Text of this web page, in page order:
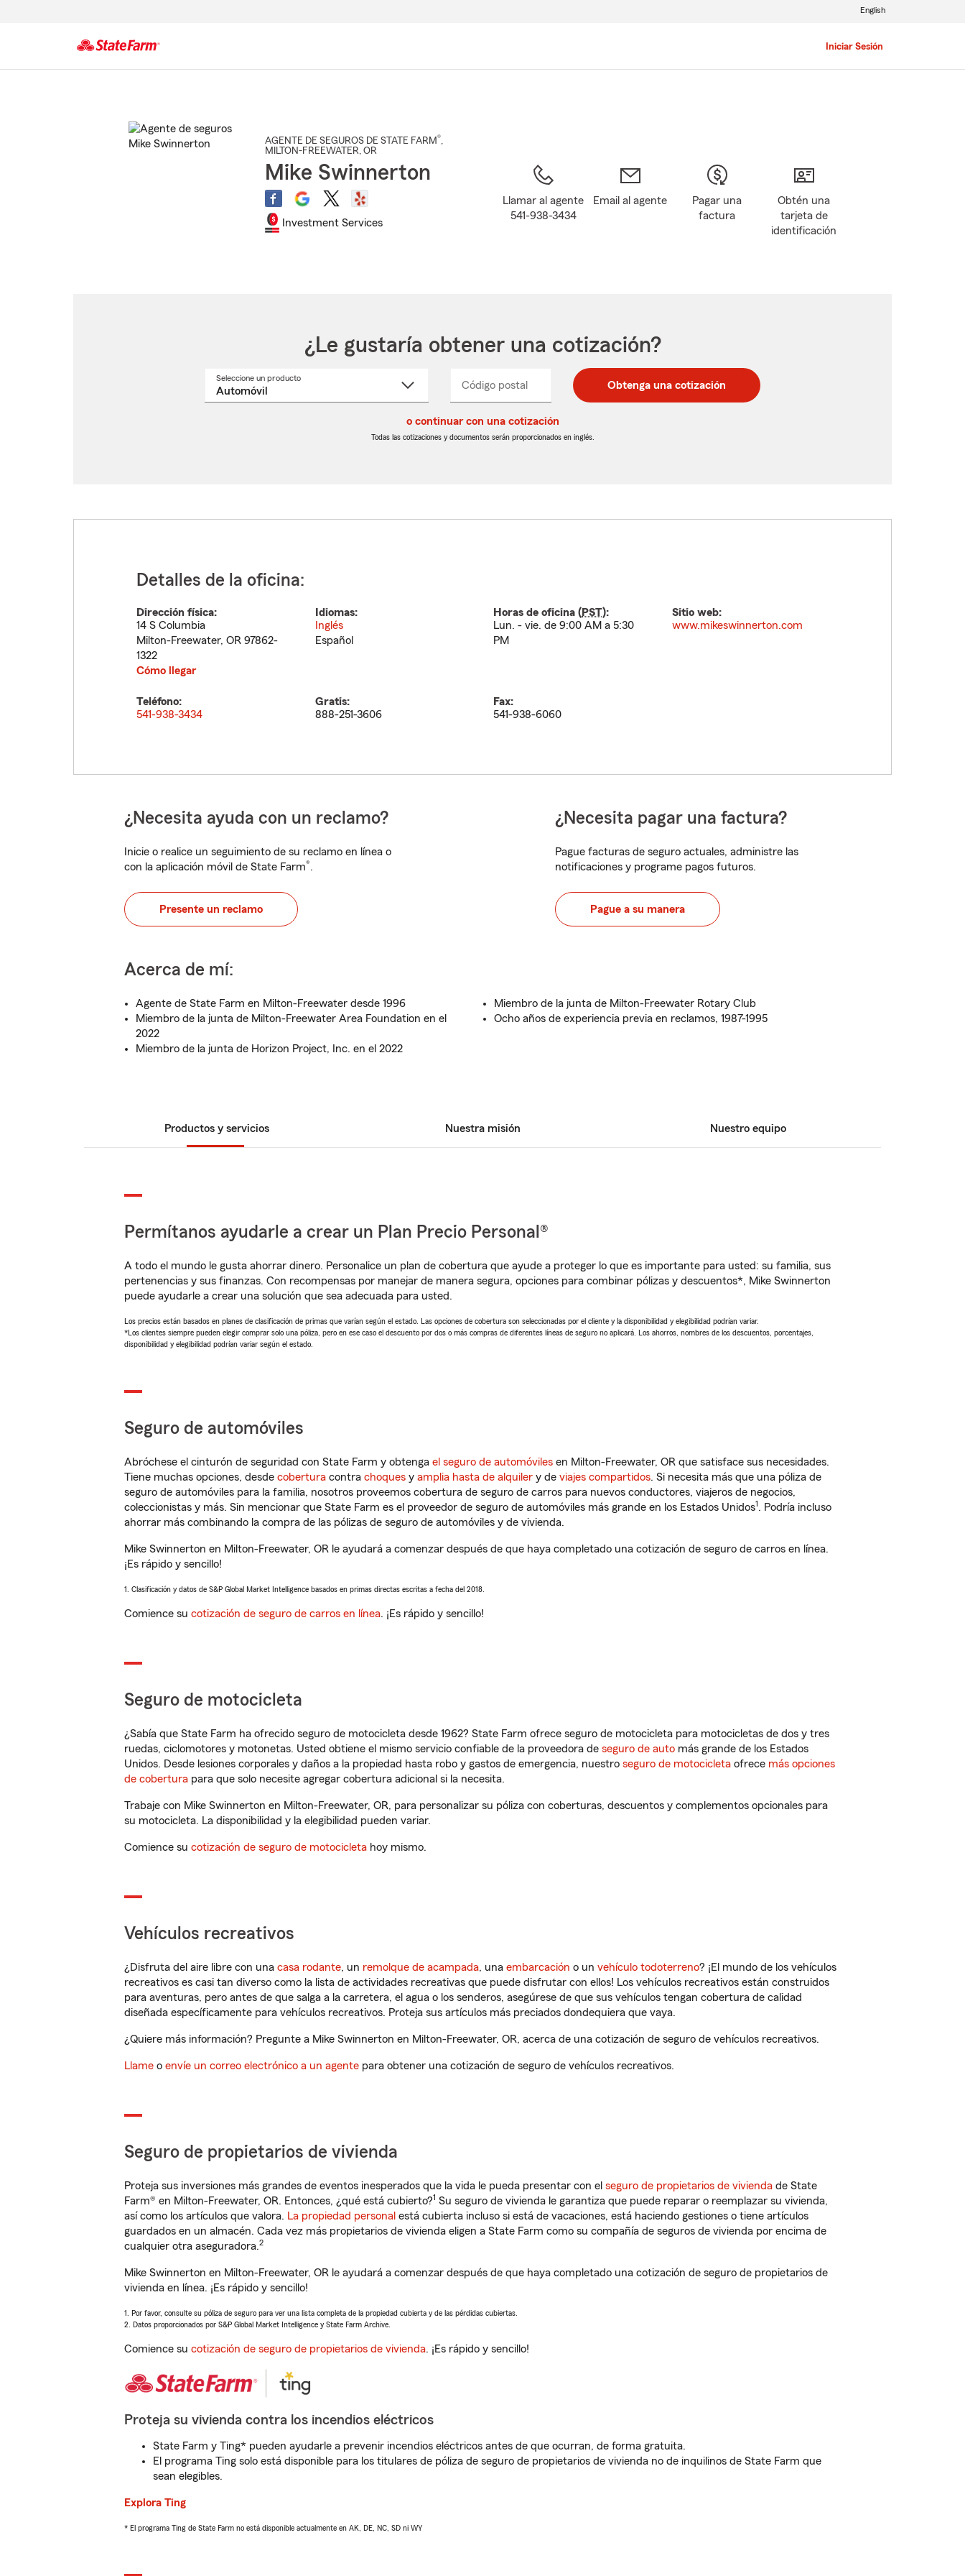
Iniciar Sesión
English
AGENTE DE SEGUROS DE STATE FARM®,
MILTON-FREEWATER, OR
Mike Swinnerton
Investment Services
Llamar al agente
541-938-3434
Email al agente
Pagar una
factura
Obtén una
tarjeta de
identificación
¿Le gustaría obtener una cotización?
Seleccione un productoSeleccione
Código postal
postal
de
postal
de
_____ Obtenga una cotización
o continuar con una cotización
Todas las cotizaciones y documentos serán proporcionados en inglés.
Detalles de la oficina:
Dirección física:
14 S Columbia
Milton-Freewater, OR 97862-
1322
Cómo llegar
Idiomas:
Inglés
Español
Horas de oficina (PST):
Lun. - vie. de 9:00 AM a 5:30
PM
Sitio web:
www.mikeswinnerton.com
Teléfono:
541-938-3434
Gratis:
888-251-3606
Fax:
541-938-6060
¿Necesita ayuda con un reclamo?
Inicie o realice un seguimiento de su reclamo en línea o
con la aplicación móvil de State Farm®.
Presente un reclamo
¿Necesita pagar una factura?
Pague facturas de seguro actuales, administre las
notificaciones y programe pagos futuros.
Pague a su manera
Acerca de mí:
Agente de State Farm en Milton-Freewater desde 1996
Miembro de la junta de Milton-Freewater Area Foundation en el
2022
Miembro de la junta de Horizon Project, Inc. en el 2022
Miembro de la junta de Milton-Freewater Rotary Club
Ocho años de experiencia previa en reclamos, 1987-1995
Productos y servicios Nuestra misión Nuestro equipo
Permítanos ayudarle a crear un Plan Precio Personal®
A todo el mundo le gusta ahorrar dinero. Personalice un plan de cobertura que ayude a proteger lo que es importante para usted: su familia, sus
pertenencias y sus finanzas. Con recompensas por manejar de manera segura, opciones para combinar pólizas y descuentos*, Mike Swinnerton
puede ayudarle a crear una solución que sea adecuada para usted.
Los precios están basados en planes de clasificación de primas que varían según el estado. Las opciones de cobertura son seleccionadas por el cliente y la disponibilidad y elegibilidad podrían variar.
*Los clientes siempre pueden elegir comprar solo una póliza, pero en ese caso el descuento por dos o más compras de diferentes líneas de seguro no aplicará. Los ahorros, nombres de los descuentos, porcentajes,
disponibilidad y elegibilidad podrían variar según el estado.
Seguro de automóviles
Abróchese el cinturón de seguridad con State Farm y obtenga el seguro de automóviles en Milton-Freewater, OR que satisface sus necesidades.
Tiene muchas opciones, desde cobertura contra choques y amplia hasta de alquiler y de viajes compartidos. Si necesita más que una póliza de
seguro de automóviles para la familia, nosotros proveemos cobertura de seguro de carros para nuevos conductores, viajeros de negocios,
coleccionistas y más. Sin mencionar que State Farm es el proveedor de seguro de automóviles más grande en los Estados Unidos1. Podría incluso
ahorrar más combinando la compra de las pólizas de seguro de automóviles y de vivienda.
Mike Swinnerton en Milton-Freewater, OR le ayudará a comenzar después de que haya completado una cotización de seguro de carros en línea.
¡Es rápido y sencillo!
1. Clasificación y datos de S&P Global Market Intelligence basados en primas directas escritas a fecha del 2018.
Comience su cotización de seguro de carros en línea. ¡Es rápido y sencillo!
Seguro de motocicleta
¿Sabía que State Farm ha ofrecido seguro de motocicleta desde 1962? State Farm ofrece seguro de motocicleta para motocicletas de dos y tres
ruedas, ciclomotores y motonetas. Usted obtiene el mismo servicio confiable de la proveedora de seguro de auto más grande de los Estados
Unidos. Desde lesiones corporales y daños a la propiedad hasta robo y gastos de emergencia, nuestro seguro de motocicleta ofrece más opciones
de cobertura para que solo necesite agregar cobertura adicional si la necesita.
Trabaje con Mike Swinnerton en Milton-Freewater, OR, para personalizar su póliza con coberturas, descuentos y complementos opcionales para
su motocicleta. La disponibilidad y la elegibilidad pueden variar.
Comience su cotización de seguro de motocicleta hoy mismo.
Vehículos recreativos
¿Disfruta del aire libre con una casa rodante, un remolque de acampada, una embarcación o un vehículo todoterreno? ¡El mundo de los vehículos
recreativos es casi tan diverso como la lista de actividades recreativas que puede disfrutar con ellos! Los vehículos recreativos están construidos
para aventuras, pero antes de que salga a la carretera, el agua o los senderos, asegúrese de que sus vehículos tengan cobertura de calidad
diseñada específicamente para vehículos recreativos. Proteja sus artículos más preciados dondequiera que vaya.
¿Quiere más información? Pregunte a Mike Swinnerton en Milton-Freewater, OR, acerca de una cotización de seguro de vehículos recreativos.
Llame o envíe un correo electrónico a un agente para obtener una cotización de seguro de vehículos recreativos.
Seguro de propietarios de vivienda
Proteja sus inversiones más grandes de eventos inesperados que la vida le pueda presentar con el seguro de propietarios de vivienda de State
Farm® en Milton-Freewater, OR. Entonces, ¿qué está cubierto?1 Su seguro de vivienda le garantiza que puede reparar o reemplazar su vivienda,
así como los artículos que valora. La propiedad personal está cubierta incluso si está de vacaciones, está haciendo gestiones o tiene artículos
guardados en un almacén. Cada vez más propietarios de vivienda eligen a State Farm como su compañía de seguros de vivienda por encima de
cualquier otra aseguradora.2
Mike Swinnerton en Milton-Freewater, OR le ayudará a comenzar después de que haya completado una cotización de seguro de propietarios de
vivienda en línea. ¡Es rápido y sencillo!
1. Por favor, consulte su póliza de seguro para ver una lista completa de la propiedad cubierta y de las pérdidas cubiertas.
2. Datos proporcionados por S&P Global Market Intelligence y State Farm Archive.
Comience su cotización de seguro de propietarios de vivienda. ¡Es rápido y sencillo!
Proteja su vivienda contra los incendios eléctricos
State Farm y Ting* pueden ayudarle a prevenir incendios eléctricos antes de que ocurran, de forma gratuita.
El programa Ting solo está disponible para los titulares de póliza de seguro de propietarios de vivienda no de inquilinos de State Farm que
sean elegibles.
Explora Ting
* El programa Ting de State Farm no está disponible actualmente en AK, DE, NC, SD ni WY